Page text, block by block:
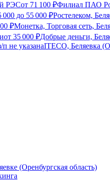
РЭСот 71 100 ₽Филиал ПАО
000 до 55 000 ₽Ростелеком,
₽Монетка, Торговая сеть,
от 35 000 ₽Добрые деньги,
п не указанаITECO, Беляевка
(Оренбургская область)